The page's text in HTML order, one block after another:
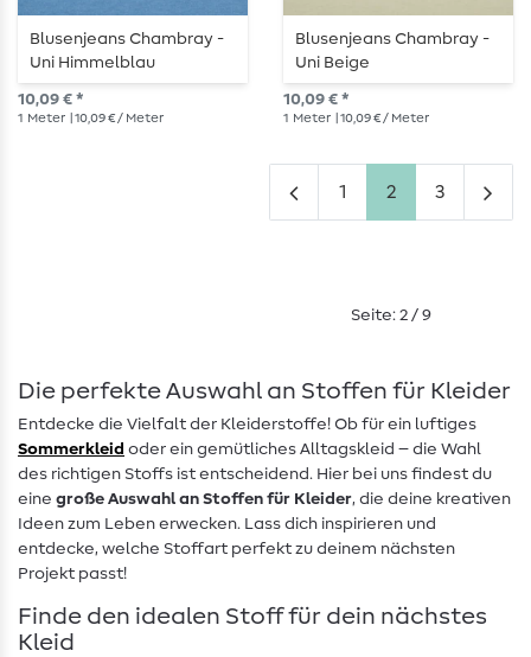
Blusenjeans Chambray -
Uni Himmelblau
10,09 € *
1 Meter | 10,09 € / Meter
Blusenjeans Chambray -
Uni Beige
10,09 € *
1 Meter | 10,09 € / Meter
1 2 3
Seite: 2 / 9
Die perfekte Auswahl an Stoffen für Kleider
Entdecke die Vielfalt der Kleiderstoffe! Ob für ein luftiges
Sommerkleid oder ein gemütliches Alltagskleid – die Wahl
des richtigen Stoffs ist entscheidend. Hier bei uns findest du
eine große Auswahl an Stoffen für Kleider, die deine kreativen
Ideen zum Leben erwecken. Lass dich inspirieren und
entdecke, welche Stoffart perfekt zu deinem nächsten
Projekt passt!
Finde den idealen Stoff für dein nächstes
Kleid